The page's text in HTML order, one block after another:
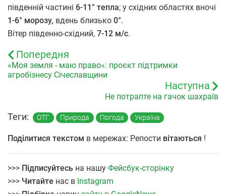
південній частині 6-11° тепла; у східних областях вночі
1-6° морозу, вдень близько 0°.
Вітер південно-східний, 7-12 м/с.
Попередня
«Моя земля - маю право»: проєкт підтримки
агробізнесу Січеславщини
Наступна
Не потрапте на гачок шахраїв
Теги: ОТГ Природа Погода Україна
Поділитися текстом в мережах: Репости вітаються !
>>> Підписуйтесь на нашу Фейсбук-сторінку
>>> Читайте нас в Instagram